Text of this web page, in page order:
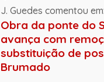
J. Guedes comentou em:
Obra da ponte do
avança com
substituição de
Brumado